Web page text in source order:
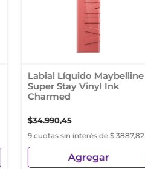
Labial Líquido Maybelline
Super Stay Vinyl Ink
Charmed
$34.990,45
9 cuotas sin interés de $ 3887,82
Agregar